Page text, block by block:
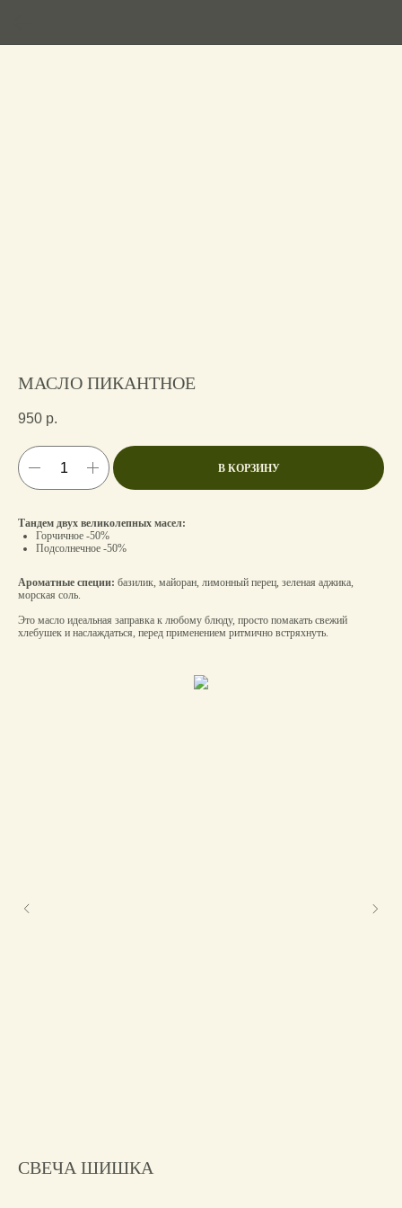
МАСЛО ПИКАНТНОЕ
950 р.
В КОРЗИНУ
Тандем двух великолепных масел:
Горчичное -50%
Подсолнечное -50%
Ароматные специи: базилик, майоран, лимонный перец, зеленая аджика,
морская соль.
Это масло идеальная заправка к любому блюду, просто помакать свежий
хлебушек и наслаждаться, перед применением ритмично встряхнуть.
СВЕЧА ШИШКА